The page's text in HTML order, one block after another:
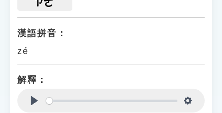
ㄗㄜ
漢語拼音：
zé
解釋：